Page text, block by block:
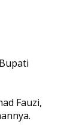
Fauzi,